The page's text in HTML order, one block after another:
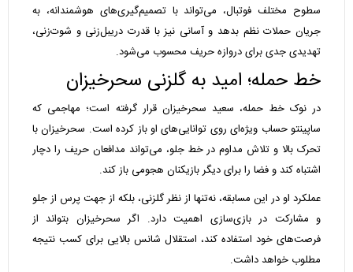
سطوح مختلف فوتبال، می‌تواند با تصمیم‌گیری‌های هوشمندانه، به
جریان حملات نظم بدهد و آسانی نیز با قدرت دریبل‌زنی و شوت‌زنی،
تهدیدی جدی برای دروازه حریف محسوب می‌شود.
خط حمله؛ امید به گلزنی سحرخیزان
در نوک خط حمله، سعید سحرخیزان قرار گرفته است؛ مهاجمی که
ساپینتو حساب ویژه‌ای روی توانایی‌های او باز کرده است. سحرخیزان با
تحرک بالا و تلاش مداوم در خط جلو، می‌تواند مدافعان حریف را دچار
اشتباه کند و فضا را برای دیگر بازیکنان هجومی باز کند.
عملکرد او در این مسابقه، نه‌تنها از نظر گلزنی، بلکه از جهت پرس از جلو
و مشارکت در بازی‌سازی اهمیت دارد. اگر سحرخیزان بتواند از
فرصت‌های خود استفاده کند، استقلال شانس بالایی برای کسب نتیجه
مطلوب خواهد داشت.